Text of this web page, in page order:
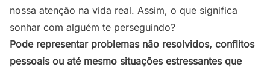
nossa atenção na vida real. Assim, o que significa
sonhar com alguém te perseguindo?
Pode representar problemas não resolvidos, conflitos
pessoais ou até mesmo situações estressantes que